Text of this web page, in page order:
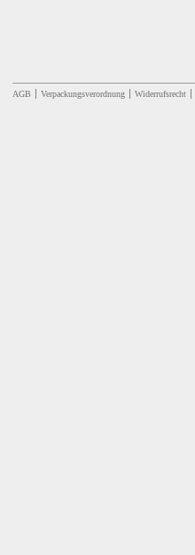
AGB Verpackungsverordnung Widerrufsrecht